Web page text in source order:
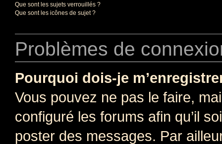
Que sont les sujets verrouillés ?
Que sont les icônes de sujet ?
Problèmes de
Pourquoi dois-je
Vous pouvez ne pas le faire,
configuré les forums afin qu’il
poster des messages. Par